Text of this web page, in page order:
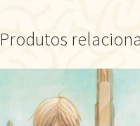
Produtos